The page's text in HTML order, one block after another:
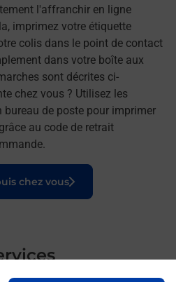
l'affranchir en ligne
imprimez votre étiquette
colis dans le point de contact
dans votre boîte aux
sont décrites ci-
chez vous ? Utilisez les
de poste pour imprimer
au code de retrait
chez vous
onglet